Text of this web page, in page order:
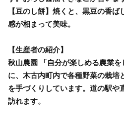
【豆のし餅】焼くと、黒豆の香ば
感が相まって美味。
【生産者の紹介】
秋山農園 「自分が楽しめる農業
に、木古内町内で各種野菜の栽培
を手づくりしています。道の駅や
訪れます。